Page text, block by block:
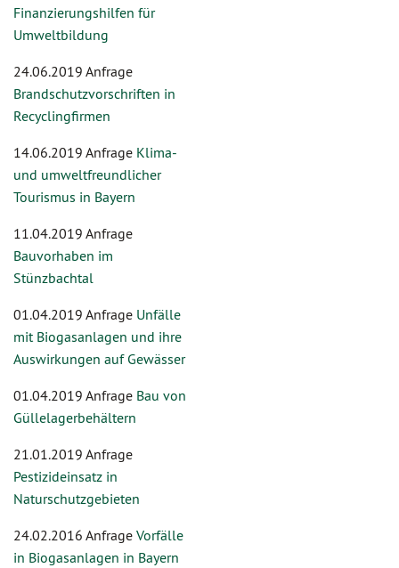
Finanzierungshilfen für
Umweltbildung
24.06.2019 Anfrage
Brandschutzvorschriften in
Recyclingfirmen
14.06.2019 Anfrage Klima-
und umweltfreundlicher
Tourismus in Bayern
11.04.2019 Anfrage
Bauvorhaben im
Stünzbachtal
01.04.2019 Anfrage Unfälle
mit Biogasanlagen und ihre
Auswirkungen auf Gewässer
01.04.2019 Anfrage Bau von
Güllelagerbehältern
21.01.2019 Anfrage
Pestizideinsatz in
Naturschutzgebieten
24.02.2016 Anfrage Vorfälle
in Biogasanlagen in Bayern